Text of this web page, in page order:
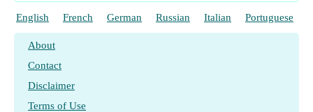
English French German Russian Italian Portuguese
About
Contact
Disclaimer
Terms of Use